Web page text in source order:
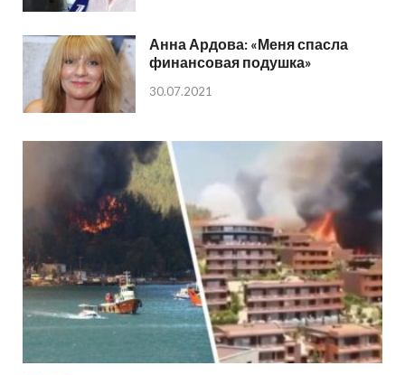
Анна Ардова: «Меня спасла
финансовая подушка»
30.07.2021